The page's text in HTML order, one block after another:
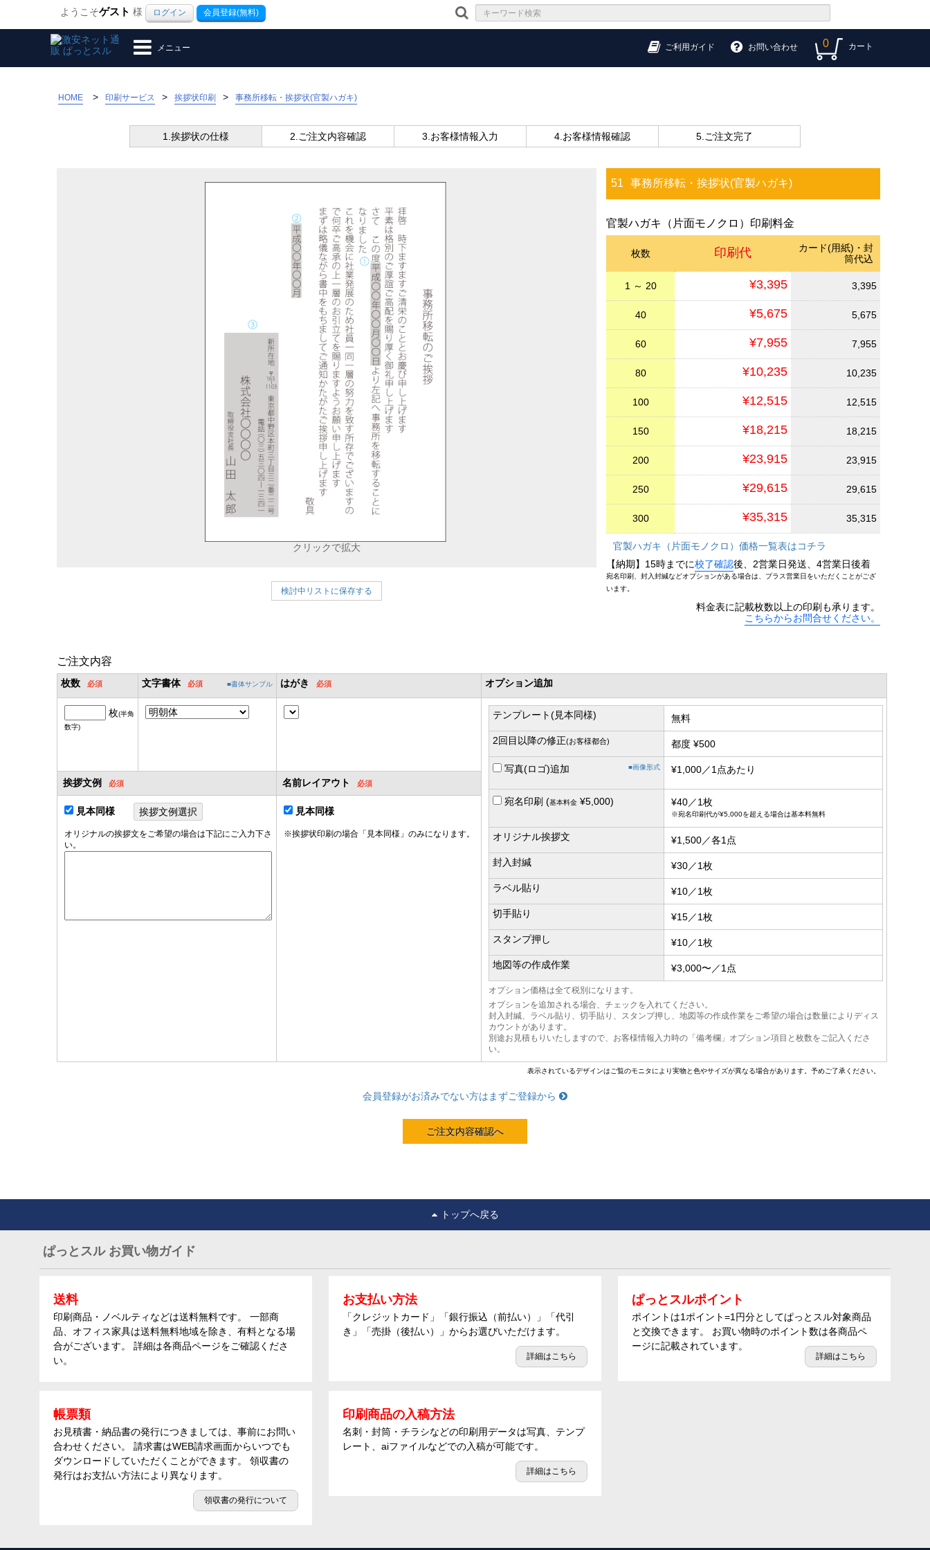
ようこそゲスト 様 ログイン 会員登録(無料)
メニュー 0 カート
お問い合わせ
ご利用ガイド
HOME > 印刷サービス 挨拶状印刷 事務所移転・挨拶状(官製ハガキ)
1.挨拶状の仕様 2.ご注文内容確認 3.お客様情報入力 4.お客様情報確認 5.ご注文完了
クリックで拡大
検討中リストに保存する
51 事務所移転・挨拶状(官製ハガキ)
官製ハガキ（片面モノクロ）印刷料金
枚数 印刷代
カード(用紙)・封
筒代込
1 ～ 20 ¥3,395 3,395
40 ¥5,675 5,675
60 ¥7,955 7,955
80 ¥10,235 10,235
100 ¥12,515 12,515
150 ¥18,215 18,215
200 ¥23,915 23,915
250 ¥29,615 29,615
300 ¥35,315 35,315
官製ハガキ（片面モノクロ）価格一覧表はコチラ
【納期】15時までに校了確認後、2営業日発送、4営業日後着
宛名印刷、封入封緘などオプションがある場合は、プラス営業日をいただくことがござ
います。
料金表に記載枚数以上の印刷も承ります。
こちらからお問合せください。
ご注文内容
枚数 文字書体 ■書体サンプル はがき オプション追加
枚(半角
数字)
テンプレート(見本同様)
無料
2回目以降の修正(お客様都合) 都度 ¥500
写真(ロゴ)追加 ■画像形式 ¥1,000／1点あたり
宛名印刷 (基本料金 ¥5,000) ¥40／1枚
※宛名印刷代が¥5,000を超える場合は基本料無料
オリジナル挨拶文
¥1,500／各1点
封入封緘
¥30／1枚
ラベル貼り
¥10／1枚
切手貼り
¥15／1枚
スタンプ押し
¥10／1枚
地図等の作成作業
¥3,000〜／1点
オプション価格は全て税別になります。
オプションを追加される場合、チェックを入れてください。
封入封緘、ラベル貼り、切手貼り、スタンプ押し、地図等の作成作業をご希望の場合は数量によりディス
カウントがあります。
別途お見積もりいたしますので、お客様情報入力時の「備考欄」オプション項目と枚数をご記入くださ
い。
挨拶文例
見本同様
オリジナルの挨拶文をご希望の場合は下記にご入力下さ
い。
名前レイアウト
見本同様
※挨拶状印刷の場合「見本同様」のみになります。
表示されているデザインはご覧のモニタにより実物と色やサイズが異なる場合があります。予めご了承ください。
会員登録がお済みでない方はまずご登録から
トップへ戻る
ぱっとスル お買い物ガイド
送料
印刷商品・ノベルティなどは送料無料です。 一部商
品、オフィス家具は送料無料地域を除き、有料となる場
合がございます。 詳細は各商品ページをご確認くださ
い。
お支払い方法
「クレジットカード」「銀行振込（前払い）」「代引
き」「売掛（後払い）」からお選びいただけます。
詳細はこちら
ぱっとスルポイント
ポイントは1ポイント=1円分としてぱっとスル対象商品
と交換できます。 お買い物時のポイント数は各商品ペ
ージに記載されています。
詳細はこちら
帳票類
お見積書・納品書の発行につきましては、事前にお問い
合わせください。 請求書はWEB請求画面からいつでも
ダウンロードしていただくことができます。 領収書の
発行はお支払い方法により異なります。
領収書の発行について
印刷商品の入稿方法
名刺・封筒・チラシなどの印刷用データは写真、テンプ
レート、aiファイルなどでの入稿が可能です。
詳細はこちら